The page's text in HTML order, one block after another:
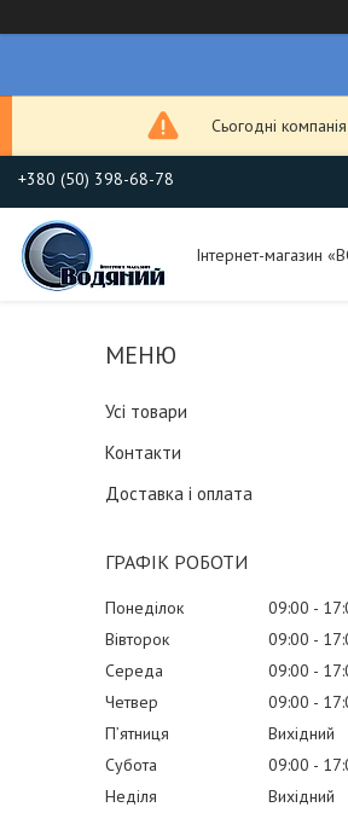
Сьогодні
+380 (50) 398-68-78
Інтернет-магазин
Усі товари
Контакти
Доставка і оплата
ГРАФІК РОБОТИ
Понеділок 09:00
Вівторок
09:00
Середа
09:00
Четвер
09:00
Пʼятниця
Вихідний
Субота
09:00
Неділя
Вихідний